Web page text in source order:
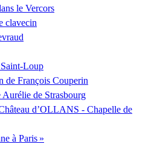
le Vercors
clavecin
Loup
de François Couperin
Aurélie de Strasbourg
d’OLLANS - Chapelle de
à Paris »